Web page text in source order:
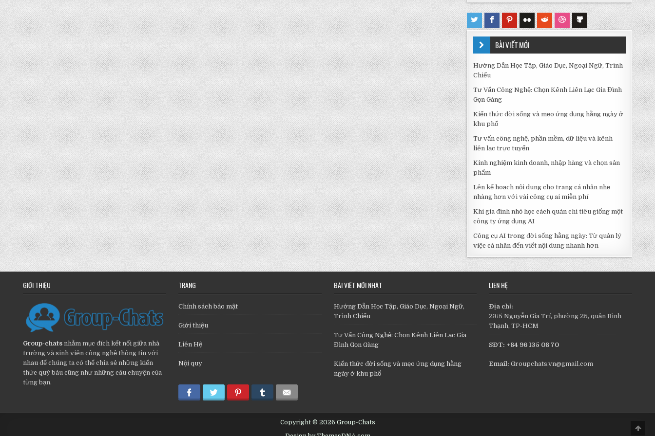
BÀI VIẾT MỚI
Hướng Dẫn Học Tập, Giáo Dục, Ngoại Ngữ, Trình
Chiếu
Tư Vấn Công Nghệ: Chọn Kênh Liên Lạc Gia Đình
Gọn Gàng
Kiến thức đời sống và mẹo ứng dụng hằng ngày ở
khu phố
Tư vấn công nghệ, phần mềm, dữ liệu và kênh
liên lạc trực tuyến
Kinh nghiệm kinh doanh, nhập hàng và chọn sản
phẩm
Lên kế hoạch nội dung cho trang cá nhân nhẹ
nhàng hơn với vài công cụ ai miễn phí
Khi gia đình nhỏ học cách quản chi tiêu giống một
công ty ứng dụng AI
Công cụ AI trong đời sống hằng ngày: Từ quản lý
việc cá nhân đến viết nội dung nhanh hơn
GIỚI THIỆU
Group-chats nhằm mục đích kết nối giữa nhà
trường và sinh viên công nghệ thông tin với
nhau để chúng ta có thể chia sẻ những kiến
thức quý báu cũng như những câu chuyện của
từng bạn.
TRANG
Chính sách bảo mật
Giới thiệu
Liên Hệ
Nội quy
BÀI VIẾT MỚI NHẤT
Hướng Dẫn Học Tập, Giáo Dục, Ngoại Ngữ,
Trình Chiếu
Tư Vấn Công Nghệ: Chọn Kênh Liên Lạc Gia
Đình Gọn Gàng
Kiến thức đời sống và mẹo ứng dụng hằng
ngày ở khu phố
LIÊN HỆ
Địa chỉ:
23/5 Nguyễn Gia Trí, phường 25, quận Bình
Thạnh, TP-HCM
SĐT: +84 96 135 08 70
Email: Groupchats.vn@gmail.com
Copyright © 2026 Group-Chats